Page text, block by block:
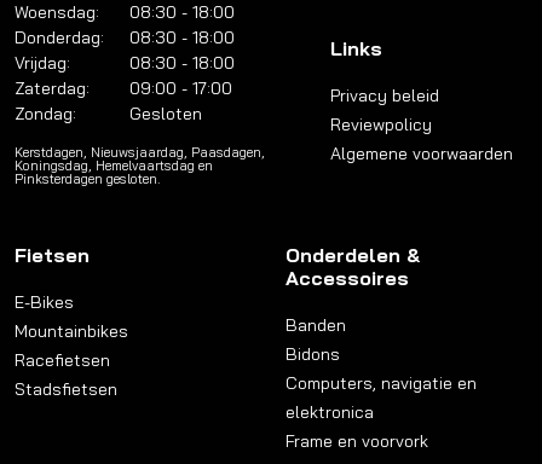
Woensdag:
08:30 - 18:00
Donderdag:
08:30 - 18:00
Vrijdag:
08:30 - 18:00
Zaterdag:
09:00 - 17:00
Zondag:
Gesloten
Kerstdagen, Nieuwsjaardag, Paasdagen,
Koningsdag, Hemelvaartsdag en
Pinksterdagen gesloten.
Links
Privacy beleid
Reviewpolicy
Algemene voorwaarden
Fietsen
E-Bikes
Mountainbikes
Racefietsen
Stadsfietsen
Onderdelen &
Accessoires
Banden
Bidons
Computers, navigatie en
elektronica
Frame en voorvork